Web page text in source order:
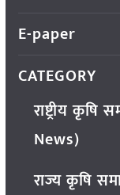
E-paper
CATEGORY
राष्ट्रीय
News)
राज्य कृषि